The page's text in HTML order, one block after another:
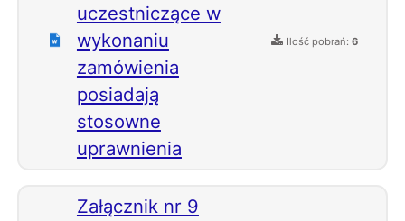
uczestniczące w
wykonaniu
zamówienia
posiadają
stosowne
uprawnienia
Ilość pobrań: 6
Załącznik nr 9